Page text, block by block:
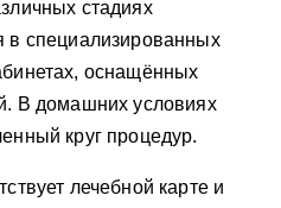
стадиях
в специализированных
оснащённых
В домашних условиях
круг процедур.
лечебной карте и